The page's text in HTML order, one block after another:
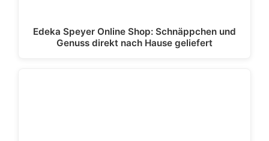
Edeka Speyer Online Shop: Schnäppchen und
Genuss direkt nach Hause geliefert